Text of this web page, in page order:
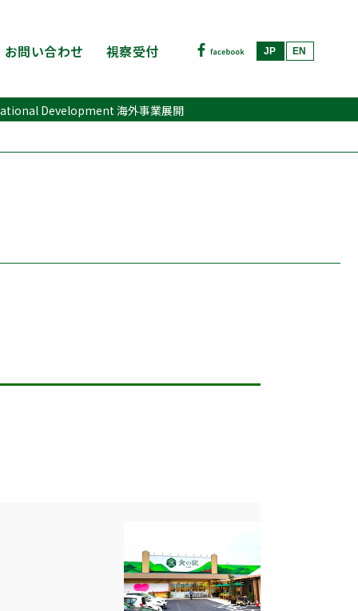
お問い合わせ 視察受付 JP EN
Development 海外事業展開